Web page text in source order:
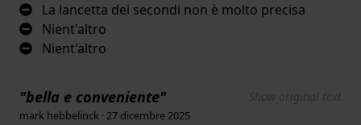
La lancetta dei secondi non è molto precisa
Nient'altro
Nient'altro
"bella e conveniente" Show original text
mark hebbelinck · 27 dicembre 2025